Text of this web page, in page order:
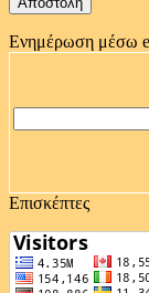
Ενημέρωση μέσω
Επισκέπτες